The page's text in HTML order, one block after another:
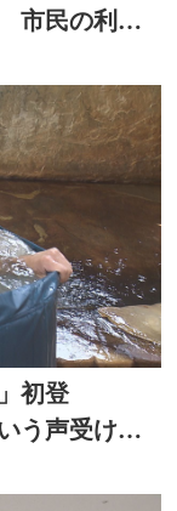
市民の利便
初登
う声受けレ